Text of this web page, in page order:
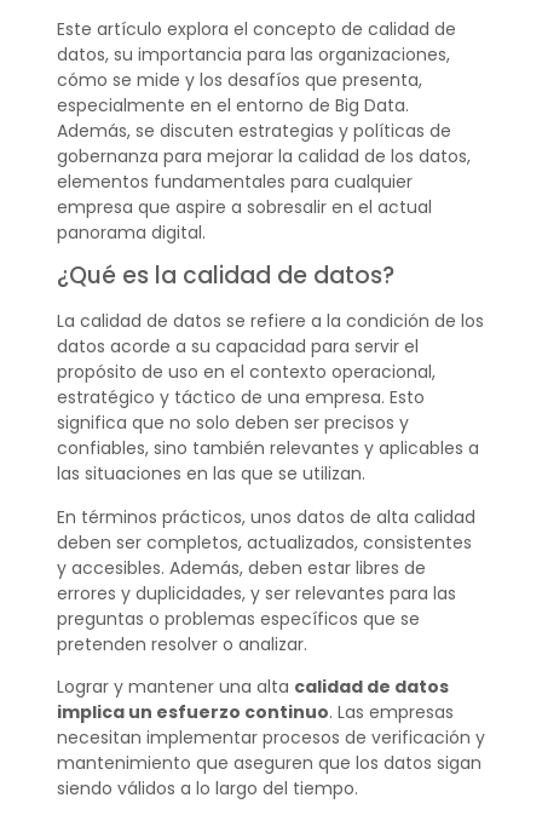
Este artículo explora el concepto de calidad de
datos, su importancia para las organizaciones,
cómo se mide y los desafíos que presenta,
especialmente en el entorno de Big Data.
Además, se discuten estrategias y políticas de
gobernanza para mejorar la calidad de los datos,
elementos fundamentales para cualquier
empresa que aspire a sobresalir en el actual
panorama digital.
¿Qué es la calidad de datos?
La calidad de datos se refiere a la condición de los
datos acorde a su capacidad para servir el
propósito de uso en el contexto operacional,
estratégico y táctico de una empresa. Esto
significa que no solo deben ser precisos y
confiables, sino también relevantes y aplicables a
las situaciones en las que se utilizan.
En términos prácticos, unos datos de alta calidad
deben ser completos, actualizados, consistentes
y accesibles. Además, deben estar libres de
errores y duplicidades, y ser relevantes para las
preguntas o problemas específicos que se
pretenden resolver o analizar.
Lograr y mantener una alta calidad de datos
implica un esfuerzo continuo. Las empresas
necesitan implementar procesos de verificación y
mantenimiento que aseguren que los datos sigan
siendo válidos a lo largo del tiempo.